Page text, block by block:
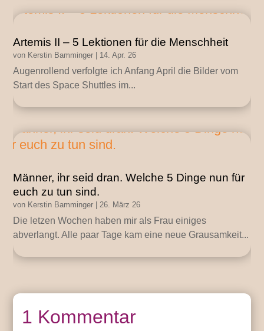
Artemis II – 5 Lektionen für die Menschheit
von Kerstin Bamminger 14. Apr. 26
Augenrollend verfolgte ich Anfang April die Bilder vom
Start des Space Shuttles im...
Männer, ihr seid dran. Welche 5 Dinge nun für
euch zu tun sind.
von Kerstin Bamminger |26. März 26
Die letzen Wochen haben mir als Frau einiges
abverlangt. Alle paar Tage kam eine neue Grausamkeit...
1 Kommentar